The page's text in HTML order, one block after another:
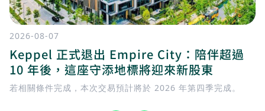
2026-08-07
Keppel 正式退出 Empire City：陪伴超過
10 年後，這座守添地標將迎來新股東
若相關條件完成，本次交易預計將於 2026 年第四季完成。